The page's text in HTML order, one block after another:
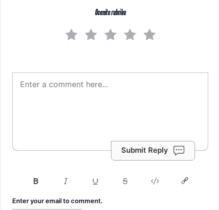
Ocenite rubriku
Submit Reply
Enter your email to comment.